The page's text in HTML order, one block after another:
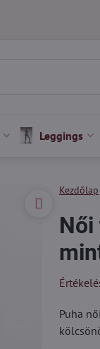
Leggings
Kezdőlap
Puha